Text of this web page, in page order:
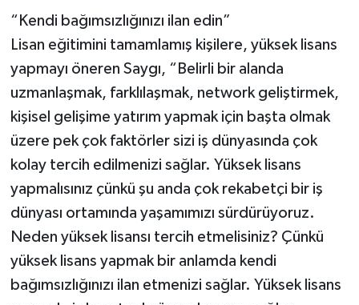
“Kendi bağımsızlığınızı ilan edin”
Lisan eğitimini tamamlamış kişilere, yüksek lisans
yapmayı öneren Saygı, “Belirli bir alanda
uzmanlaşmak, farklılaşmak, network geliştirmek,
kişisel gelişime yatırım yapmak için başta olmak
üzere pek çok faktörler sizi iş dünyasında çok
kolay tercih edilmenizi sağlar. Yüksek lisans
yapmalısınız çünkü şu anda çok rekabetçi bir iş
dünyası ortamında yaşamımızı sürdürüyoruz.
Neden yüksek lisansı tercih etmelisiniz? Çünkü
yüksek lisans yapmak bir anlamda kendi
bağımsızlığınızı ilan etmenizi sağlar. Yüksek lisans